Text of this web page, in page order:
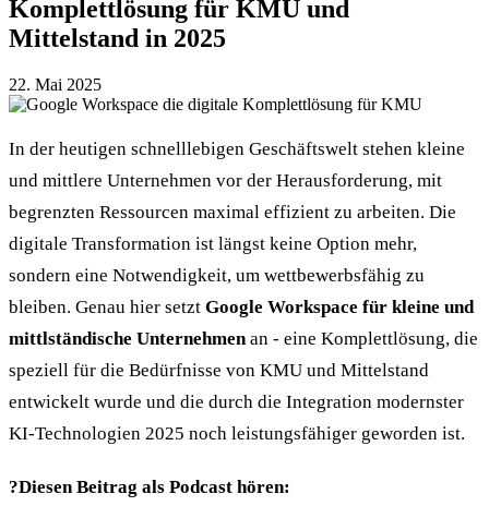
Komplettlösung für KMU und
Mittelstand in 2025
22. Mai 2025
In der heutigen schnelllebigen Geschäftswelt stehen kleine
und mittlere Unternehmen vor der Herausforderung, mit
begrenzten Ressourcen maximal effizient zu arbeiten. Die
digitale Transformation ist längst keine Option mehr,
sondern eine Notwendigkeit, um wettbewerbsfähig zu
bleiben. Genau hier setzt Google Workspace für kleine und
mittlständische Unternehmenan - eine Komplettlösung, die
speziell für die Bedürfnisse von KMU und Mittelstand
entwickelt wurde und die durch die Integration modernster
KI-Technologien 2025 noch leistungsfähiger geworden ist.
?️Diesen Beitrag als Podcast hören: